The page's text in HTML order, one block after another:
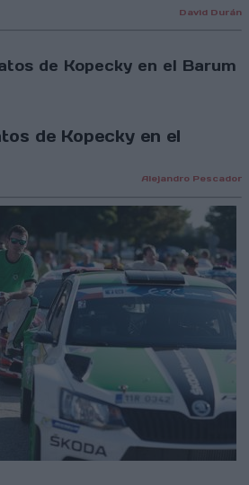
David Durán
de Kopecky en el
Alejandro Pescador